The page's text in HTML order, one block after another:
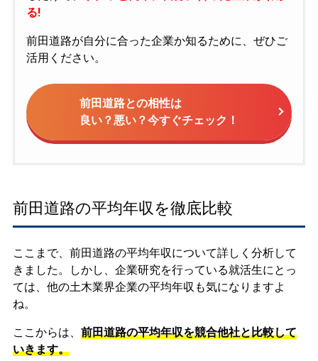
る!
前田道路が自分に合った企業か知るために、ぜひご
活用ください。
前田道路との相性は
良い？悪い？今すぐチェック！
前田道路の平均年収を徹底比較
ここまで、前田道路の平均年収について詳しく分析して
きました。しかし、企業研究を行っている就活生にとっ
ては、他の土木業界企業の平均年収も気になりますよ
ね。
ここからは、 前田道路の平均年収を競合他社と比較して
いきます。